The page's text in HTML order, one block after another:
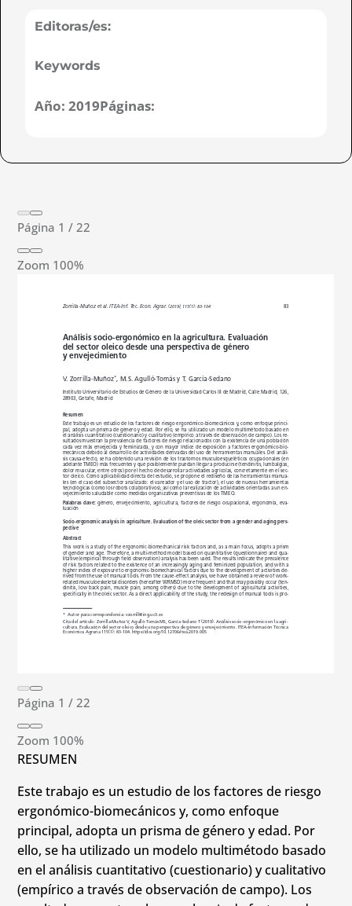
Editoras/es:
Keywords
Año: 2019Páginas:
Página 1 / 22
Zoom 100%
Página 1 / 22
Zoom 100%
RESUMEN
Este trabajo es un estudio de los factores de riesgo
ergonómico-biomecánicos y, como enfoque
principal, adopta un prisma de género y edad. Por
ello, se ha utilizado un modelo multimétodo basado
en el análisis cuantitativo (cuestionario) y cualitativo
(empírico a través de observación de campo). Los